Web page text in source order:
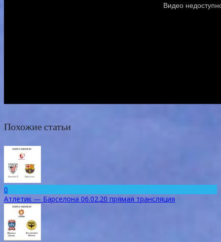
Похожие статьи
0
Атлетик — Барселона 06.02.20 прямая трансляция